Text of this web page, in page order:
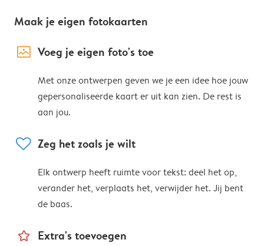
Maak je eigen fotokaarten
image_placeholder Voeg je eigen foto's toe
Met onze ontwerpen geven we je een idee hoe jouw
gepersonaliseerde kaart er uit kan zien. De rest is
aan jou.
heart Zeg het zoals je wilt
Elk ontwerp heeft ruimte voor tekst: deel het op,
verander het, verplaats het, verwijder het. Jij bent
de baas.
star_outline Extra's toevoegen